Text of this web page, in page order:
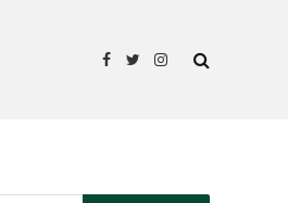
Facebook
TwitterInstagram